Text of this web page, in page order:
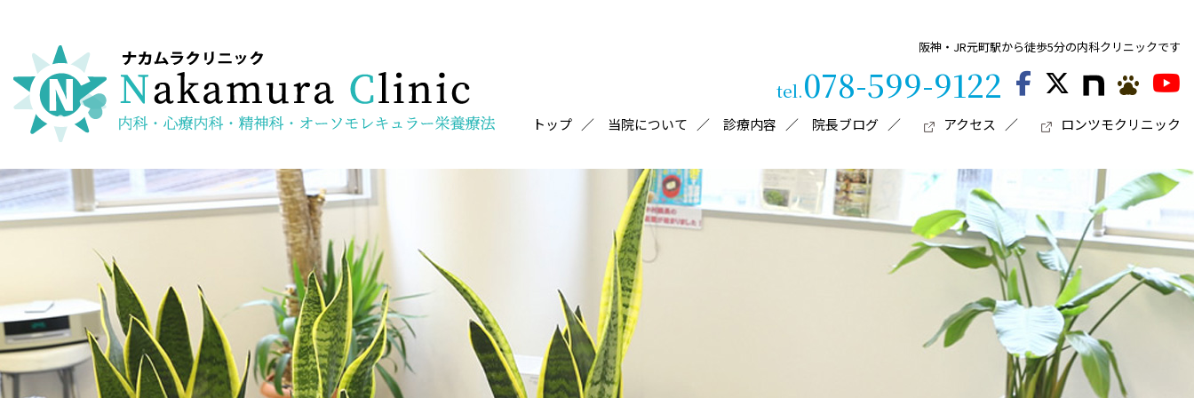
阪神・JR元町駅から徒歩5分の内科クリニックです
tel.078-599-9122
トップ 当院について 診療内容 院長ブログ アクセス ロンツモクリニック